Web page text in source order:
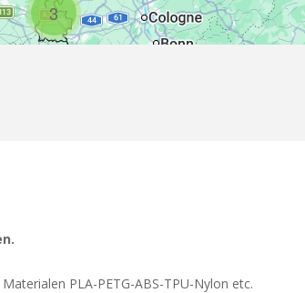
3
PLA-PETG-ABS-TPU-Nylon etc.